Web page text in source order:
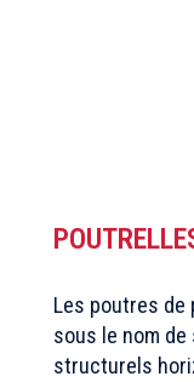
Les poutres de
sous le nom
structurels